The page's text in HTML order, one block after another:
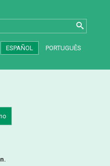
ESPAÑOL PORTUGUÊS